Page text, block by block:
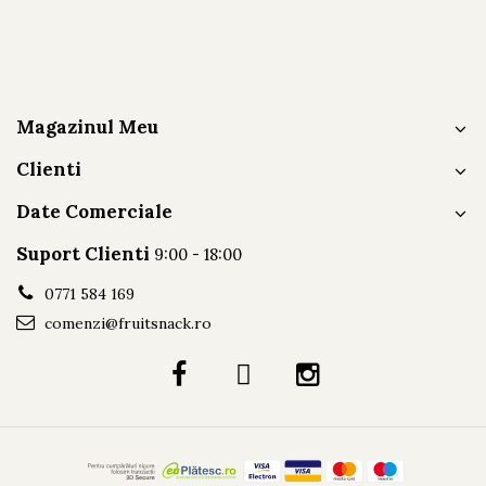
Magazinul Meu
Clienti
Date Comerciale
Suport Clienti 9:00 - 18:00
0771 584 169
comenzi@fruitsnack.ro